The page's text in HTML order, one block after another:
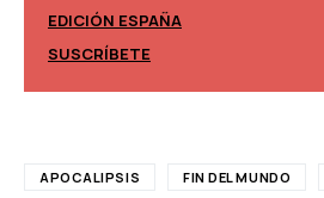
EDICIÓN ESPAÑA
SUSCRÍBETE
APOCALIPSIS FIN DEL MUNDO